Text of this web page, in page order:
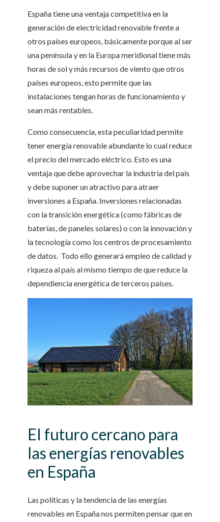
España tiene una ventaja competitiva en la
generación de electricidad renovable frente a
otros países europeos, básicamente porque al ser
una península y en la Europa meridional tiene más
horas de sol y más recursos de viento que otros
países europeos, esto permite que las
instalaciones tengan horas de funcionamiento y
sean más rentables.
Como consecuencia, esta peculiaridad permite
tener energía renovable abundante lo cual reduce
el precio del mercado eléctrico. Esto es una
ventaja que debe aprovechar la industria del país
y debe suponer un atractivo para atraer
inversiones a España. Inversiones relacionadas
con la transición energética (como fábricas de
baterías, de paneles solares) o con la innovación y
la tecnología como los centros de procesamiento
de datos. Todo ello generará empleo de calidad y
riqueza al país al mismo tiempo de que reduce la
dependiencia energética de terceros países.
El futuro cercano para
las energías renovables
en España
Las políticas y la tendencia de las energías
renovables en España nos permiten pensar que en